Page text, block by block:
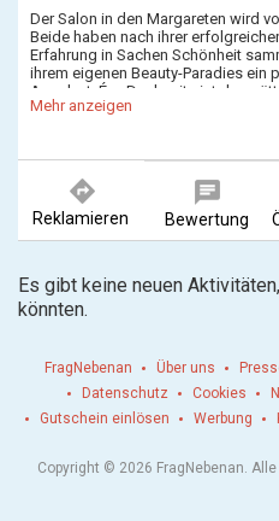
Der Salon in den Margareten wird
Beide haben nach ihrer
Erfahrung in Sachen Schönheit
ihrem eigenen Beauty-Paradies
Angebot. Éva Dankovits ist der
auf Hand- und Fußpflege.
Kosmetikerin von beiden. Sie kann
und ausgezeichneten Produkten,
einzigartige Resultate erzielen. Mit
wird das Hautbild verfeinert und
jedem Hauttyp. Eine
Zusätzlich zu ihren Spezial-
oder Sugaring für eine seidig
hochwertiger Massagen wird ein
das Dir neue Energie für die
Mehr anzeigen
directions
Reklamieren
chat
Bewertung
Es gibt keine neuen
könnten.
FragNebenan Über uns
Datenschutz
Cookies
Gutschein einlösen
Werbung
Copyright © 2026 FragNebenan.